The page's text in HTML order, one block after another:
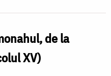
de la
XV)